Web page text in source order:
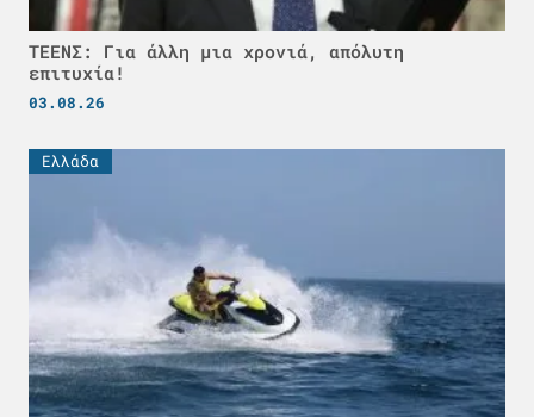
ΤΕΕΝΣ: Για άλλη μια χρονιά, απόλυτη
επιτυχία!
03.08.26
Ελλάδα